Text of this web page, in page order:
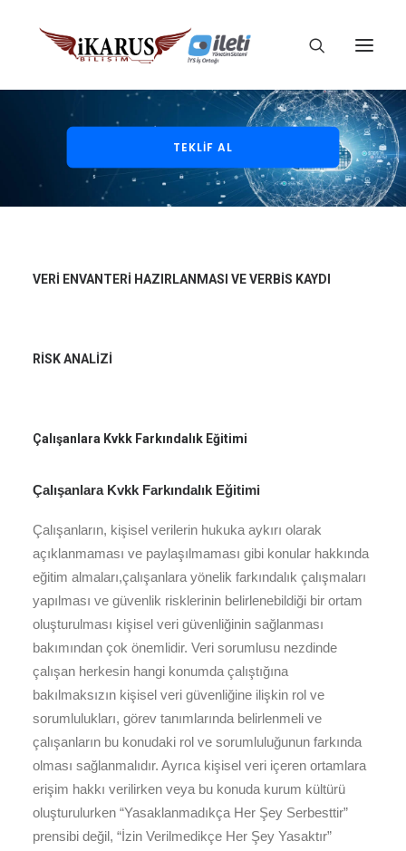
TEKLİF AL
VERİ ENVANTERİ HAZIRLANMASI VE VERBİS KAYDI
RİSK ANALİZİ
Çalışanlara Kvkk Farkındalık Eğitimi
Çalışanlara Kvkk Farkındalık Eğitimi
Çalışanların, kişisel verilerin hukuka aykırı olarak
açıklanmaması ve paylaşılmaması gibi konular hakkında
eğitim almaları,çalışanlara yönelik farkındalık çalışmaları
yapılması ve güvenlik risklerinin belirlenebildiği bir ortam
oluşturulması kişisel veri güvenliğinin sağlanması
bakımından çok önemlidir. Veri sorumlusu nezdinde
çalışan herkesin hangi konumda çalıştığına
bakılmaksızın kişisel veri güvenliğine ilişkin rol ve
sorumlulukları, görev tanımlarında belirlenmeli ve
çalışanların bu konudaki rol ve sorumluluğunun farkında
olması sağlanmalıdır. Ayrıca kişisel veri içeren ortamlara
erişim hakkı verilirken veya bu konuda kurum kültürü
oluşturulurken “Yasaklanmadıkça Her Şey Serbesttir”
prensibi değil, “İzin Verilmedikçe Her Şey Yasaktır”